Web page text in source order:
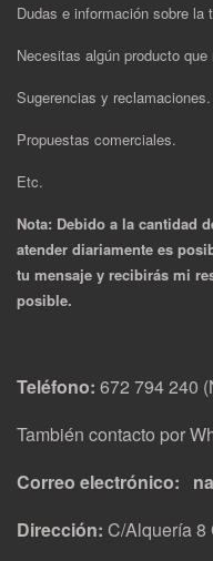
Dudas e información sobre
Necesitas algún producto
Sugerencias y reclamaciones.
Propuestas comerciales.
Etc.
Nota: Debido a la cantidad
atender diariamente es
tu mensaje y recibirás mi
posible.
Teléfono: 672 794 240
También contacto por
Correo electrónico:
Dirección: C/Alquería 8